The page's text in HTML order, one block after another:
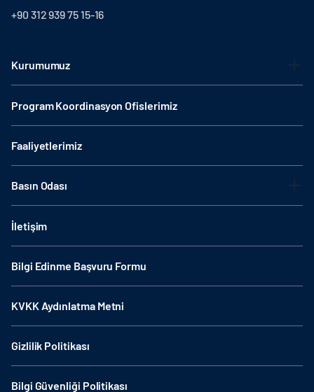
+90 312 939 75 15-16
Kurumumuz
Program Koordinasyon Ofislerimiz
Faaliyetlerimiz
Basın Odası
İletişim
Bilgi Edinme Başvuru Formu
KVKK Aydınlatma Metni
Gizlilik Politikası
Bilgi Güvenliği Politikası